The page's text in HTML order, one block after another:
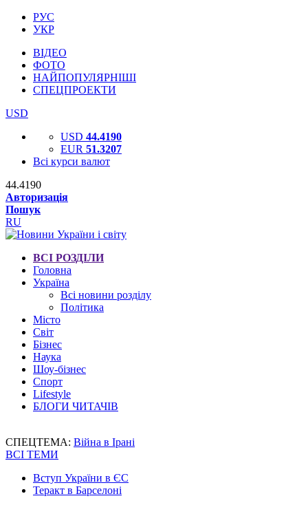
РУС
УКР
ВІДЕО
ФОТО
НАЙПОПУЛЯРНІШІ
СПЕЦПРОЕКТИ
USD
USD 44.4190
EUR 51.3207
Всі курси валют
44.4190
Авторизація
Пошук
RU
ВСІ РОЗДІЛИ
Головна
Україна
Всі новини розділу
Політика
Місто
Світ
Бізнес
Наука
Шоу-бізнес
Спорт
Lifestyle
БЛОГИ ЧИТАЧІВ
СПЕЦТЕМА: Війна в Ірані
ВСІ ТЕМИ
Вступ України в ЄС
Теракт в Барселоні